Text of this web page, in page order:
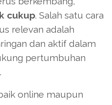
cukup. Salah satu cara
relevan adalah
dan aktif dalam
pertumbuhan
online maupun